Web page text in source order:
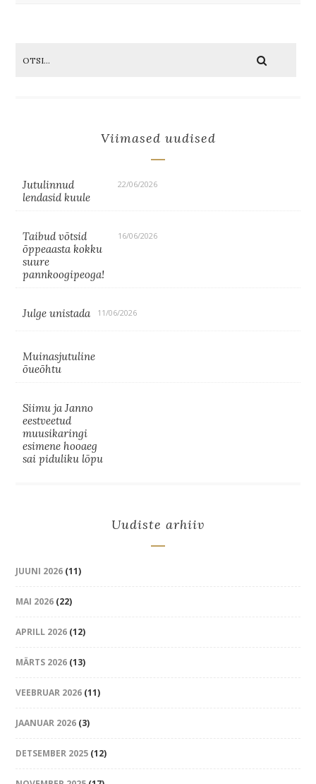
Viimased uudised
Jutulinnud
lendasid kuule
22/06/2026
Taibud võtsid
õppeaasta kokku
suure
pannkoogipeoga!
16/06/2026
Julge unistada 11/06/2026
Muinasjutuline
õueõhtu
Siimu ja Janno
eestveetud
muusikaringi
esimene hooaeg
sai piduliku lõpu
Uudiste arhiiv
JUUNI 2026 (11)
MAI 2026 (22)
APRILL 2026 (12)
MÄRTS 2026 (13)
VEEBRUAR 2026 (11)
JAANUAR 2026 (3)
DETSEMBER 2025 (12)